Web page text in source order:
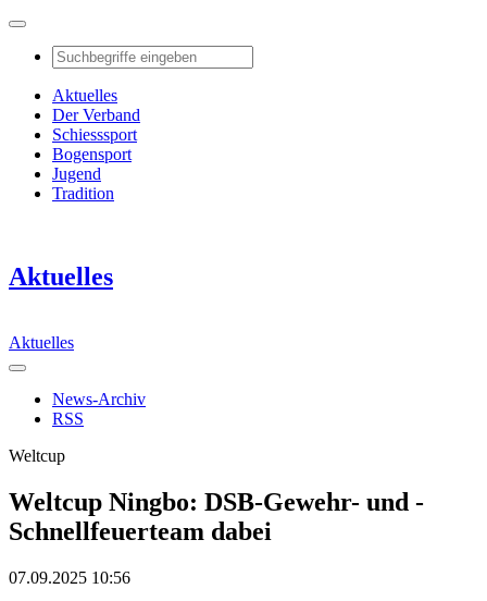
Aktuelles
Der Verband
Schiesssport
Bogensport
Jugend
Tradition
Aktuelles
Aktuelles
News-Archiv
RSS
Weltcup
Weltcup Ningbo: DSB-Gewehr- und -
Schnellfeuerteam dabei
07.09.2025 10:56